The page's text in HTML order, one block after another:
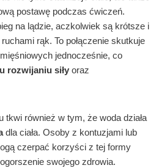
postawę podczas ćwiczeń.
na lądzie, aczkolwiek są krótsze i
rąk. To połączenie skutkuje
jednocześnie, co
rozwijaniu siły oraz
tkwi również w tym, że woda działa
dla ciała. Osoby z kontuzjami lub
czerpać korzyści z tej formy
swojego zdrowia.